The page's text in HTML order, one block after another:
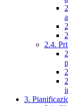
2.4.
3.